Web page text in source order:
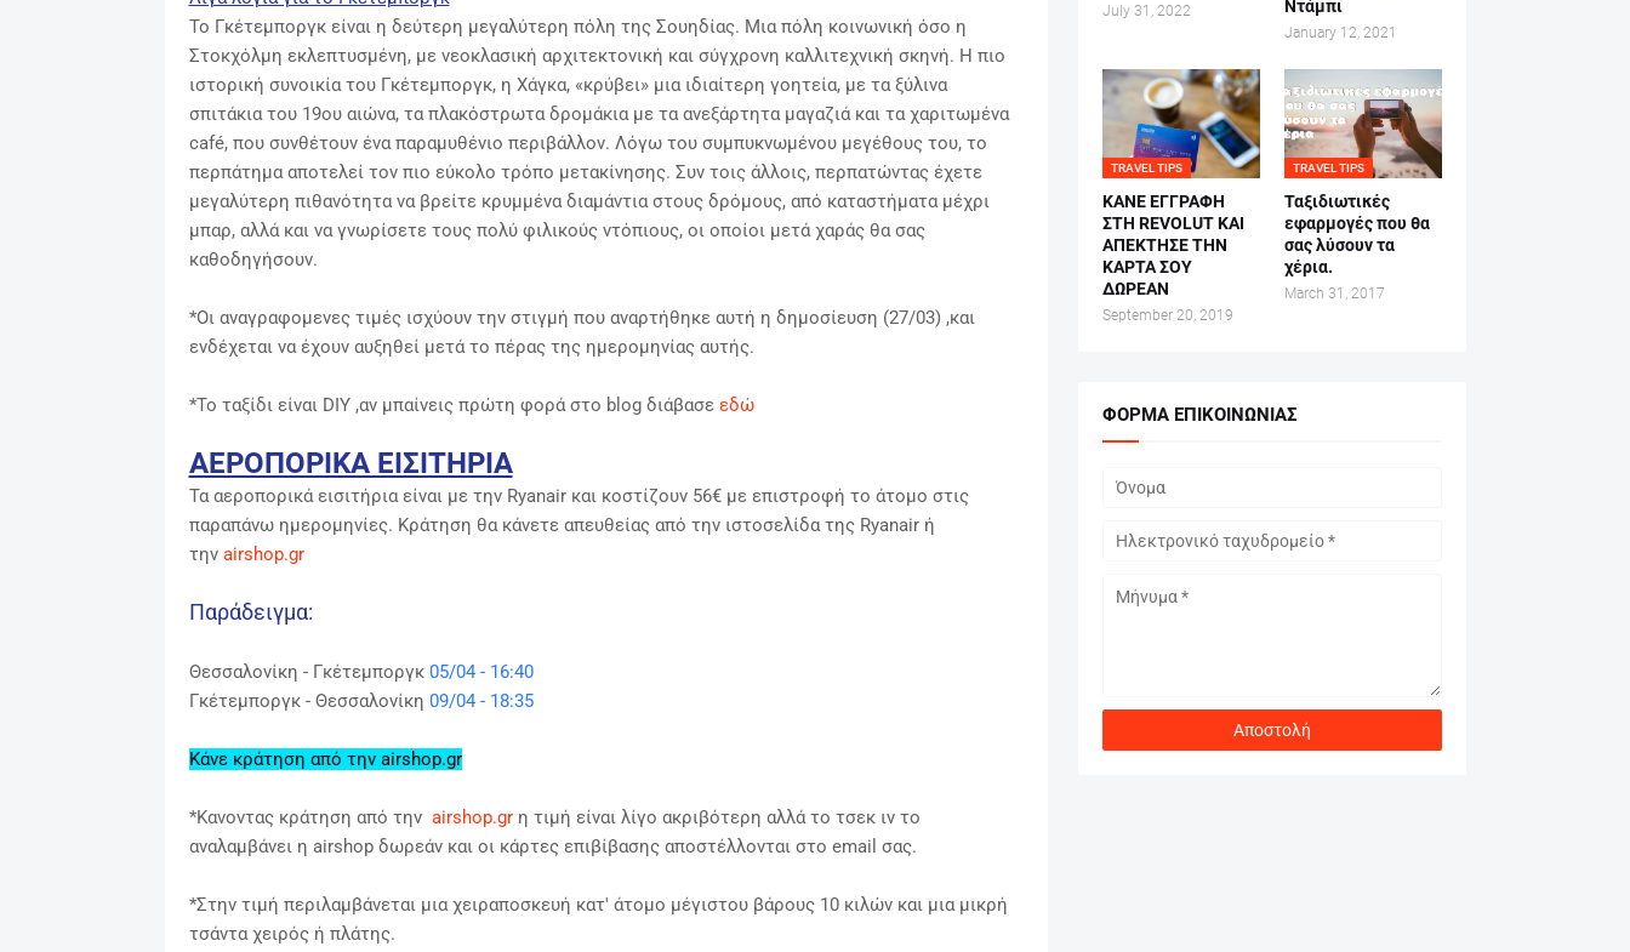
Το Γκέτεμποργκ είναι η δεύτερη μεγαλύτερη πόλη της Σουηδίας. Μια πόλη κοινωνική όσο η
Στοκχόλμη εκλεπτυσμένη, με νεοκλασική αρχιτεκτονική και σύγχρονη καλλιτεχνική σκηνή. Η πιο
ιστορική συνοικία του Γκέτεμποργκ, η Χάγκα, «κρύβει» μια ιδιαίτερη γοητεία, με τα ξύλινα
σπιτάκια του 19ου αιώνα, τα πλακόστρωτα δρομάκια με τα ανεξάρτητα μαγαζιά και τα χαριτωμένα
café, που συνθέτουν ένα παραμυθένιο περιβάλλον. Λόγω του συμπυκνωμένου μεγέθους του, το
περπάτημα αποτελεί τον πιο εύκολο τρόπο μετακίνησης. Συν τοις άλλοις, περπατώντας έχετε
μεγαλύτερη πιθανότητα να βρείτε κρυμμένα διαμάντια στους δρόμους, από καταστήματα μέχρι
μπαρ, αλλά και να γνωρίσετε τους πολύ φιλικούς ντόπιους, οι οποίοι μετά χαράς θα σας
καθοδηγήσουν.
*Οι αναγραφομενες τιμές ισχύουν την στιγμή που αναρτήθηκε αυτή η δημοσίευση (27/03) ,και
ενδέχεται να έχουν αυξηθεί μετά το πέρας της ημερομηνίας αυτής.
*Το ταξίδι είναι DIY ,αν μπαίνεις πρώτη φορά στο blog διάβασε εδώ
ΑΕΡΟΠΟΡΙΚΑ ΕΙΣΙΤΗΡΙΑ
Τα αεροπορικά εισιτήρια είναι με την Ryanair και κοστίζουν 56€ με επιστροφή το άτομο στις
παραπάνω ημερομηνίες. Κράτηση θα κάνετε απευθείας από την ιστοσελίδα της Ryanair ή
την airshop.gr
Παράδειγμα:
Θεσσαλονίκη - Γκέτεμποργκ 05/04 - 16:40
Γκέτεμποργκ- Θεσσαλονίκη 09/04 - 18:35
Κάνε κράτηση από την airshop.gr
*Κανοντας κράτηση από την airshop.grη τιμή είναι λίγο ακριβότερη αλλά το τσεκ ιν το
αναλαμβάνει η airshop δωρεάν και οι κάρτες επιβίβασης αποστέλλονται στο email σας.
*Στην τιμή περιλαμβάνεται μια χειραποσκευή κατ' άτομο μέγιστου βάρους 10 κιλών και μια μικρή
τσάντα χειρός ή πλάτης.
July 31, 2022
Ντάμπι
January 12, 2021
TRAVEL TIPS
ΚΑΝΕ ΕΓΓΡΑΦΗ
ΣΤΗ REVOLUT ΚΑΙ
ΑΠΕΚΤΗΣΕ ΤΗΝ
ΚΑΡΤΑ ΣΟΥ
ΔΩΡΕΑΝ
September 20, 2019
TRAVEL TIPS
Ταξιδιωτικές
εφαρμογές που θα
σας λύσουν τα
χέρια.
March 31, 2017
ΦΌΡΜΑ ΕΠΙΚΟΙΝΩΝΊΑΣ